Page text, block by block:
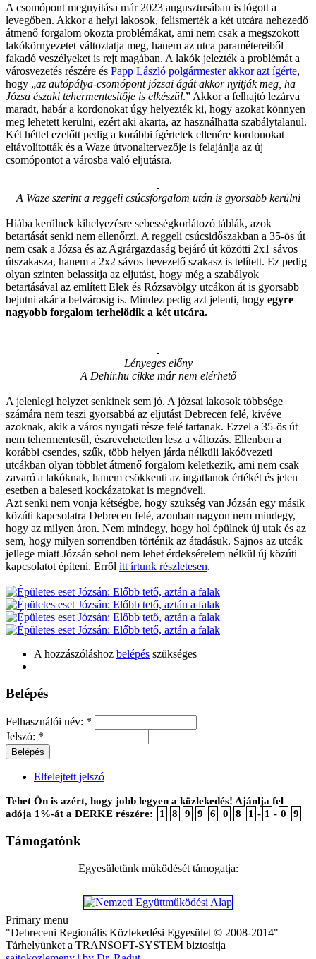
A csomópont megnyitása már 2023 augusztusában is lógott a
levegőben. Akkor a helyi lakosok, felismerték a két utcára nehezedő
átmenő forgalom okozta problémákat, ami nem csak a megszokott
lakókörnyezetet változtatja meg, hanem az utca paramétereiből
fakadó veszélyeket is rejt magában. A lakók jelezték a problémát a
városvezetés részére és Papp László polgármester akkor azt ígérte,
hogy „az autópálya-csomópont józsai ágát akkor nyitják meg, ha
Józsa északi tehermentesítője is elkészül.” Akkor a felhajtó lezárva
maradt, habár a kordonokat úgy helyezték ki, hogy azokat könnyen
meg lehetett kerülni, ezért aki akarta, az használhatta szabálytalanul.
Két héttel ezelőtt pedig a korábbi ígértetek ellenére kordonokat
eltávolították és a Waze útvonaltervezője is felajánlja az új
csomópontot a városba való eljutásra.
A Waze szerint a reggeli csúcsforgalom után is gyorsabb kerülni
Hiába kerülnek kihelyezésre sebességkorlátozó táblák, azok
betartását senki nem ellenőrzi. A reggeli csúcsidőszakban a 35-ös út
nem csak a Józsa és az Agrárgazdaság bejáró út közötti 2x1 sávos
útszakasza, hanem a 2x2 sávos bevezető szakasz is telített. Ez pedig
olyan szinten belassítja az eljutást, hogy még a szabályok
betartásával az említett Elek és Rózsavölgy utcákon át is gyorsabb
bejutni akár a belvárosig is. Mindez pedig azt jelenti, hogy egyre
nagyobb forgalom terhelődik a két utcára.
Lényeges előny
A Dehir.hu cikke már nem elérhető
A jelenlegi helyzet senkinek sem jó. A józsai lakosok többsége
számára nem teszi gyorsabbá az eljutást Debrecen felé, kivéve
azoknak, akik a város nyugati része felé tartanak. Ezzel a 35-ös út
nem tehermentesül, észrevehetetlen lesz a változás. Ellenben a
korábbi csendes, szűk, több helyen járda nélküli lakóövezeti
utcákban olyan többlet átmenő forgalom keletkezik, ami nem csak
zavaró a lakóknak, hanem csökkenti az ingatlanok értékét és jelen
esetben a baleseti kockázatokat is megnöveli.
Azt senki nem vonja kétségbe, hogy szükség van Józsán egy másik
közúti kapcsolatra Debrecen felé, azonban nagyon nem mindegy,
hogy az milyen áron. Nem mindegy, hogy hol épülnek új utak és az
sem, hogy milyen sorrendben történik az átadásuk. Sajnos az utcák
jellege miatt Józsán sehol nem lehet érdeksérelem nélkül új közúti
kapcsolatot építeni. Erről itt írtunk részletesen.
A hozzászóláshoz belépés szükséges
Belépés
Felhasználói név: *
Jelszó: *
Elfelejtett jelszó
Tehet Ön is azért, hogy jobb legyen a közlekedés! Ajánlja fel
adója 1%-át a DERKE részére:
1 8 9 9 6 0 8 1 - 1 - 0 9
Támogatónk
Egyesületünk működését támogatja:
Primary menu
"Debreceni Regionális Közlekedési Egyesület © 2008-2014"
Tárhelyünket a TRANSOFT-SYSTEM biztosítja